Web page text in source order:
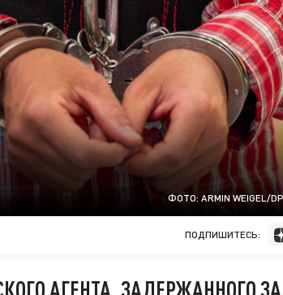
ФОТО: ARMIN WEIGEL/
ПОДПИШИТЕСЬ: